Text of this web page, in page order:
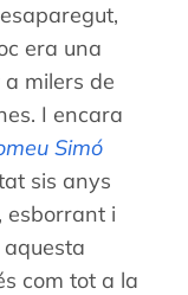
era una
milers de
I encara
Simó
sis anys
esborrant i
com tot a la